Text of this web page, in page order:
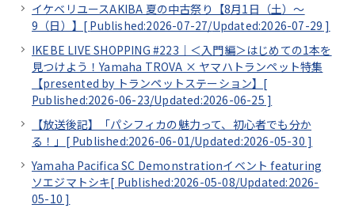
イケベリユースAKIBA 夏の中古祭り【8月1日（土）～
9（日）】[ Published:2026-07-27/Updated:2026-07-29 ]
IKEBE LIVE SHOPPING #223｜＜入門編＞はじめての1本を
見つけよう！Yamaha TROVA × ヤマハトランペット特集
【presented by トランペットステーション】[
Published:2026-06-23/Updated:2026-06-25 ]
【放送後記】「パシフィカの魅力って、初心者でも分か
る！」[ Published:2026-06-01/Updated:2026-05-30 ]
Yamaha Pacifica SC Demonstrationイベント featuring
ソエジマトシキ[ Published:2026-05-08/Updated:2026-
05-10 ]